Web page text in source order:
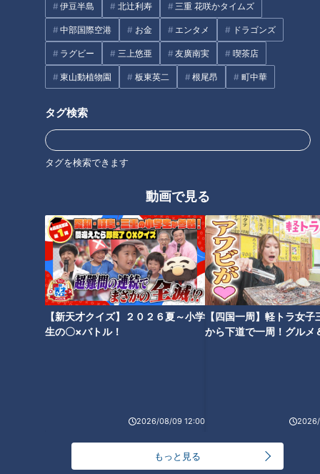
伊豆半島 北辻利寿 三重 花咲かタイムズ
中部国際空港 お金 エンタメ ドラゴンズ
ラグビー 三上悠亜 友廣南実 喫茶店
東山動植物園 板東英二 根尾昂 町中華
タグ検索
タグを検索できます
動画で見る
【新天才クイズ】２０２６夏～小学
生の〇×バトル！
2026/08/09 12:00
【四国一周】軽トラ女子
から下道で一周！グルメ
もっと見る
タグ
おでかけ チャント！ 愛知
オススメ関連コンテンツ
「ジブリの大倉庫」は見どころ
満載！ワクワクが止まらないジ
ブリパーク最新情報
最新×わくわく！ガンバレルー
ヤが愛知・豊橋市を推しタビ！
【花咲かタイムズ】